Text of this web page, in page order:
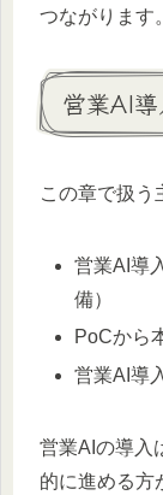
つながります。
営業AI
この章で扱う
営業AI導
備）
PoCから
営業AI導
営業AIの導入
的に進める方